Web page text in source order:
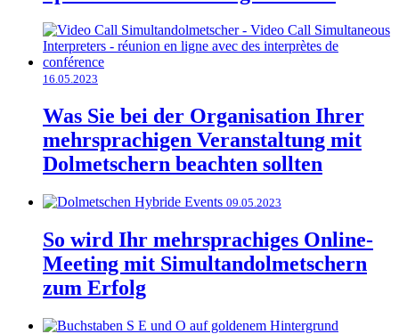
16.05.2023
Was Sie bei der Organisation Ihrer
mehrsprachigen Veranstaltung mit
Dolmetschern beachten sollten
09.05.2023
So wird Ihr mehrsprachiges Online-
Meeting mit Simultandolmetschern
zum Erfolg